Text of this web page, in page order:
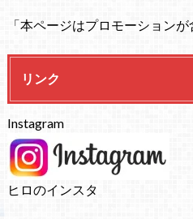
「本ページはプロモーションが
リンク
Instagram
ヒロのインスタ